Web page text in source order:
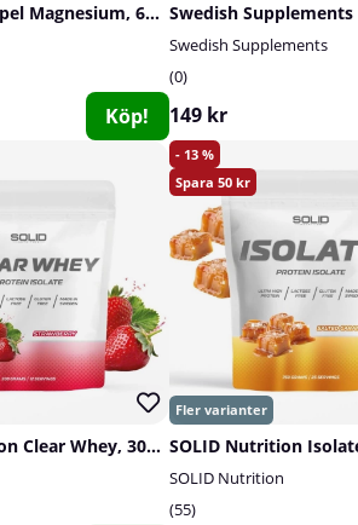
Pureness Trippel Magnesium, 60 caps
Köp!
Swedish Supplements
0
149 kr
SOLID Nutrition Clear Whey, 300 g
13
50
SOLID Nutrition
SOLID Nutrition
55